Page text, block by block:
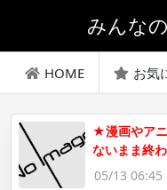
みんな
HOME お気
★漫画やア
ないまま終
05/13 06:45